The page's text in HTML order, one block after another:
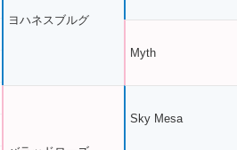
ヨハネスブルグ
Myth
Sky Mesa